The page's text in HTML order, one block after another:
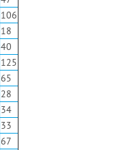
106
18
40
125
65
28
34
33
67